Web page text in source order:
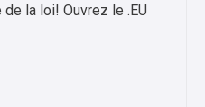
la loi! Ouvrez le .EU